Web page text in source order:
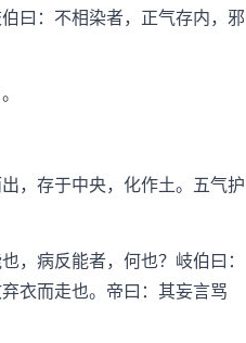
曰：不相染者，正气存内，邪
，存于中央，化作土。五气护
病反能者，何也？岐伯曰：
衣而走也。帝曰：其妄言骂